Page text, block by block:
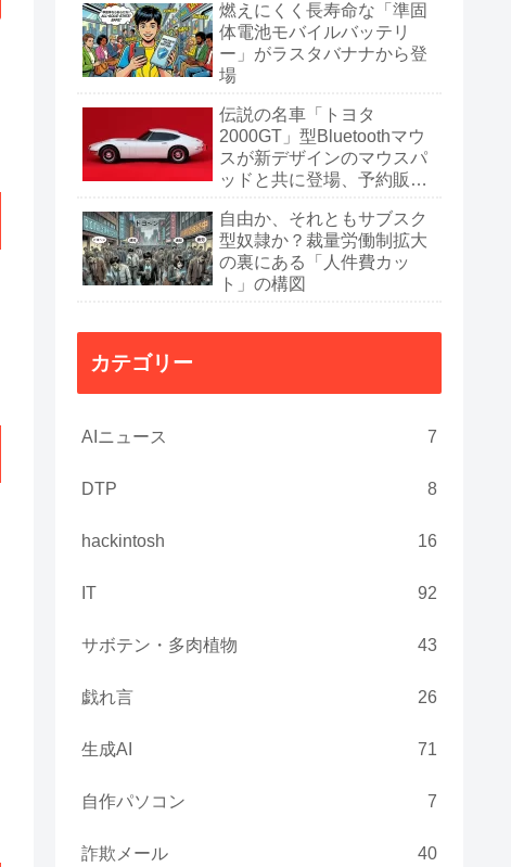
燃えにくく長寿命な「準固
体電池モバイルバッテリ
ー」がラスタバナナから登
場
伝説の名車「トヨタ
2000GT」型Bluetoothマウ
スが新デザインのマウスパ
ッドと共に登場、予約販売
自由か、それともサブスク
型奴隷か？裁量労働制拡大
の裏にある「人件費カッ
ト」の構図
カテゴリー
AIニュース 7
DTP 8
hackintosh 16
IT 92
サボテン・多肉植物 43
戯れ言 26
生成AI 71
自作パソコン 7
詐欺メール 40